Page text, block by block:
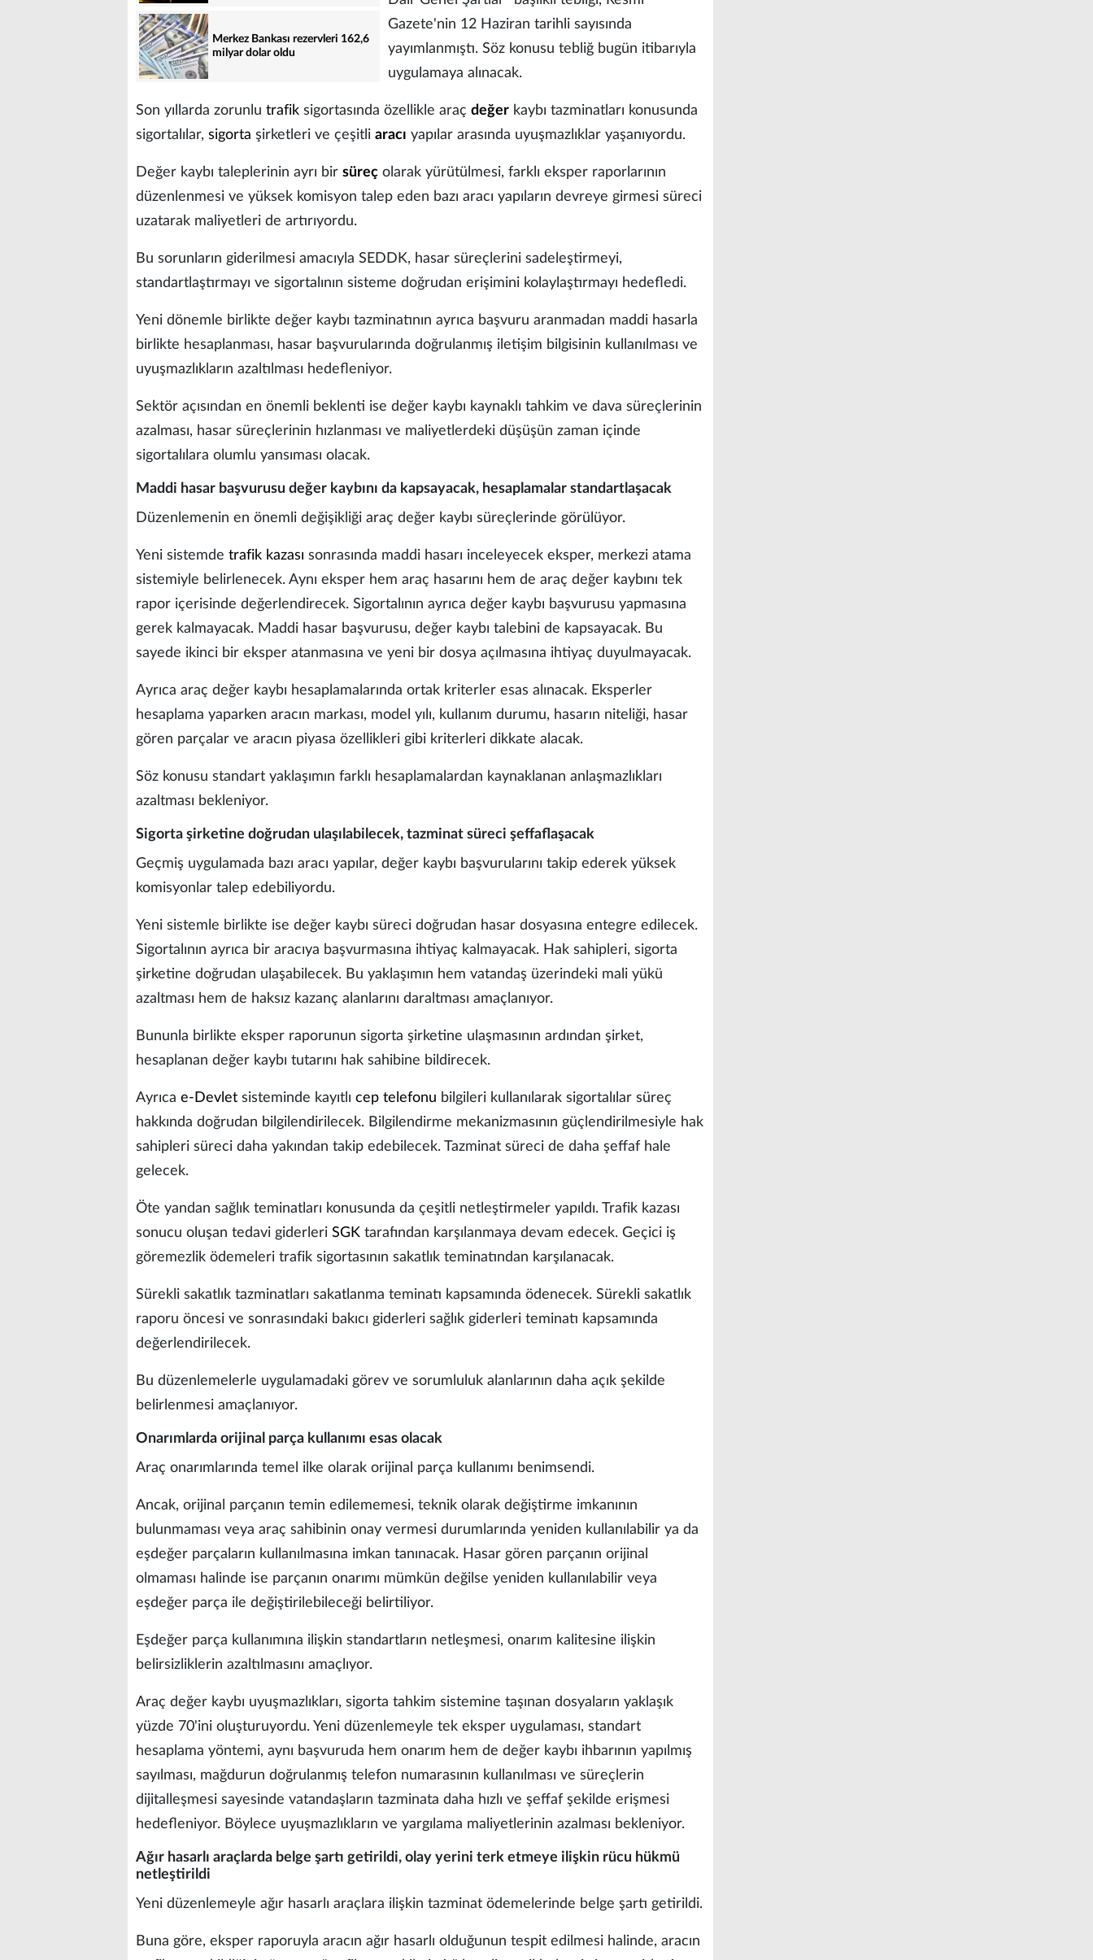
Merkez Bankası rezervleri 162,6
milyar dolar oldu
Gazete'nin 12 Haziran tarihli sayısında
yayımlanmıştı. Söz konusu tebliğ bugün itibarıyla
uygulamaya alınacak.
Son yıllarda zorunlu trafik sigortasında özellikle araç değer kaybı tazminatları konusunda
sigortalılar, sigorta şirketleri ve çeşitli aracı yapılar arasında uyuşmazlıklar yaşanıyordu.
Değer kaybı taleplerinin ayrı bir süreç olarak yürütülmesi, farklı eksper raporlarının
düzenlenmesi ve yüksek komisyon talep eden bazı aracı yapıların devreye girmesi süreci
uzatarak maliyetleri de artırıyordu.
Bu sorunların giderilmesi amacıyla SEDDK, hasar süreçlerini sadeleştirmeyi,
standartlaştırmayı ve sigortalının sisteme doğrudan erişimini kolaylaştırmayı hedefledi.
Yeni dönemle birlikte değer kaybı tazminatının ayrıca başvuru aranmadan maddi hasarla
birlikte hesaplanması, hasar başvurularında doğrulanmış iletişim bilgisinin kullanılması ve
uyuşmazlıkların azaltılması hedefleniyor.
Sektör açısından en önemli beklenti ise değer kaybı kaynaklı tahkim ve dava süreçlerinin
azalması, hasar süreçlerinin hızlanması ve maliyetlerdeki düşüşün zaman içinde
sigortalılara olumlu yansıması olacak.
Maddi hasar başvurusu değer kaybını da kapsayacak, hesaplamalar standartlaşacak
Düzenlemenin en önemli değişikliği araç değer kaybı süreçlerinde görülüyor.
Yeni sistemde trafik kazası sonrasında maddi hasarı inceleyecek eksper, merkezi atama
sistemiyle belirlenecek. Aynı eksper hem araç hasarını hem de araç değer kaybını tek
rapor içerisinde değerlendirecek. Sigortalının ayrıca değer kaybı başvurusu yapmasına
gerek kalmayacak. Maddi hasar başvurusu, değer kaybı talebini de kapsayacak. Bu
sayede ikinci bir eksper atanmasına ve yeni bir dosya açılmasına ihtiyaç duyulmayacak.
Ayrıca araç değer kaybı hesaplamalarında ortak kriterler esas alınacak. Eksperler
hesaplama yaparken aracın markası, model yılı, kullanım durumu, hasarın niteliği, hasar
gören parçalar ve aracın piyasa özellikleri gibi kriterleri dikkate alacak.
Söz konusu standart yaklaşımın farklı hesaplamalardan kaynaklanan anlaşmazlıkları
azaltması bekleniyor.
Sigorta şirketine doğrudan ulaşılabilecek, tazminat süreci şeffaflaşacak
Geçmiş uygulamada bazı aracı yapılar, değer kaybı başvurularını takip ederek yüksek
komisyonlar talep edebiliyordu.
Yeni sistemle birlikte ise değer kaybı süreci doğrudan hasar dosyasına entegre edilecek.
Sigortalının ayrıca bir aracıya başvurmasına ihtiyaç kalmayacak. Hak sahipleri, sigorta
şirketine doğrudan ulaşabilecek. Bu yaklaşımın hem vatandaş üzerindeki mali yükü
azaltması hem de haksız kazanç alanlarını daraltması amaçlanıyor.
Bununla birlikte eksper raporunun sigorta şirketine ulaşmasının ardından şirket,
hesaplanan değer kaybı tutarını hak sahibine bildirecek.
Ayrıca e-Devlet sisteminde kayıtlı cep telefonu bilgileri kullanılarak sigortalılar süreç
hakkında doğrudan bilgilendirilecek. Bilgilendirme mekanizmasının güçlendirilmesiyle hak
sahipleri süreci daha yakından takip edebilecek. Tazminat süreci de daha şeffaf hale
gelecek.
Öte yandan sağlık teminatları konusunda da çeşitli netleştirmeler yapıldı. Trafik kazası
sonucu oluşan tedavi giderleri SGK tarafından karşılanmaya devam edecek. Geçici iş
göremezlik ödemeleri trafik sigortasının sakatlık teminatından karşılanacak.
Sürekli sakatlık tazminatları sakatlanma teminatı kapsamında ödenecek. Sürekli sakatlık
raporu öncesi ve sonrasındaki bakıcı giderleri sağlık giderleri teminatı kapsamında
değerlendirilecek.
Bu düzenlemelerle uygulamadaki görev ve sorumluluk alanlarının daha açık şekilde
belirlenmesi amaçlanıyor.
Onarımlarda orijinal parça kullanımı esas olacak
Araç onarımlarında temel ilke olarak orijinal parça kullanımı benimsendi.
Ancak, orijinal parçanın temin edilememesi, teknik olarak değiştirme imkanının
bulunmaması veya araç sahibinin onay vermesi durumlarında yeniden kullanılabilir ya da
eşdeğer parçaların kullanılmasına imkan tanınacak. Hasar gören parçanın orijinal
olmaması halinde ise parçanın onarımı mümkün değilse yeniden kullanılabilir veya
eşdeğer parça ile değiştirilebileceği belirtiliyor.
Eşdeğer parça kullanımına ilişkin standartların netleşmesi, onarım kalitesine ilişkin
belirsizliklerin azaltılmasını amaçlıyor.
Araç değer kaybı uyuşmazlıkları, sigorta tahkim sistemine taşınan dosyaların yaklaşık
yüzde 70'ini oluşturuyordu. Yeni düzenlemeyle tek eksper uygulaması, standart
hesaplama yöntemi, aynı başvuruda hem onarım hem de değer kaybı ihbarının yapılmış
sayılması, mağdurun doğrulanmış telefon numarasının kullanılması ve süreçlerin
dijitalleşmesi sayesinde vatandaşların tazminata daha hızlı ve şeffaf şekilde erişmesi
hedefleniyor. Böylece uyuşmazlıkların ve yargılama maliyetlerinin azalması bekleniyor.
Ağır hasarlı araçlarda belge şartı getirildi, olay yerini terk etmeye ilişkin rücu hükmü
netleştirildi
Yeni düzenlemeyle ağır hasarlı araçlara ilişkin tazminat ödemelerinde belge şartı getirildi.
Buna göre, eksper raporuyla aracın ağır hasarlı olduğunun tespit edilmesi halinde, aracın